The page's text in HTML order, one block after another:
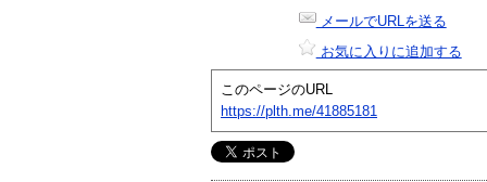
メールでURLを送る
お気に入りに追加する
このページのURL
https://plth.me/41885181